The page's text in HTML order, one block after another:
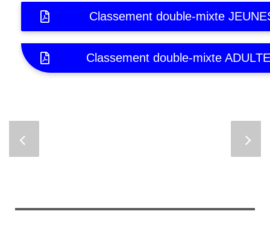
Classement double-mixte
Classement double-mixte